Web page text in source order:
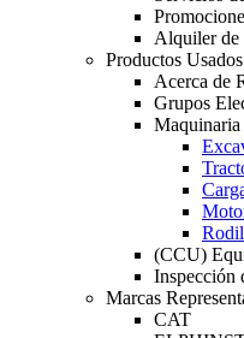
Alquiler de
Productos
Acerca de
Grupos
Maquinaria
(CCU)
Inspección
Marcas
CAT